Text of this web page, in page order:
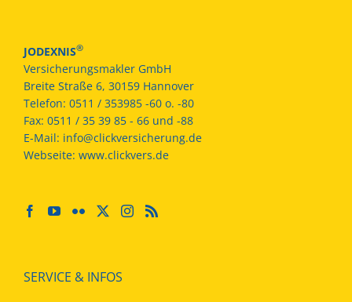
JODEXNIS®
Versicherungsmakler GmbH
Breite Straße 6, 30159 Hannover
Telefon: 0511 / 353985 -60 o. -80
Fax: 0511 / 35 39 85 - 66 und -88
E-Mail: info@clickversicherung.de
Webseite: www.clickvers.de
SERVICE & INFOS